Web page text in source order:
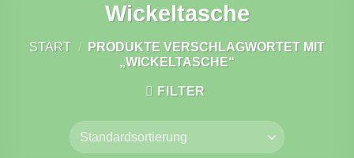
Wickeltasche
START /
PRODUKTE VERSCHLAGWORTET MIT
„WICKELTASCHE“
FILTER